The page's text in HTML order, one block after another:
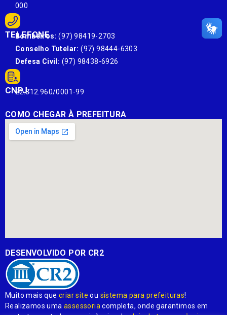
000
TELEFONE
Bombeiros: (97) 98419-2703
Conselho Tutelar: (97) 98444-6303
Defesa Civil: (97) 98438-6926
CNPJ:
22.812.960/0001-99
COMO CHEGAR À PREFEITURA
DESENVOLVIDO POR CR2
Muito mais quecriar site ou sistema para prefeituras!
Realizamos umaassessoria completa, onde garantimos em